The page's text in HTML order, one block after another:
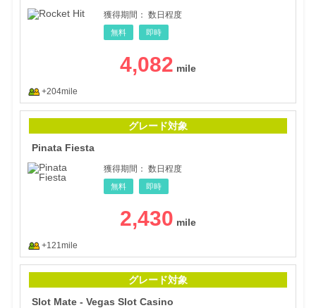
獲得期間： 数日程度
無料 即時
4,082
+204mile
グレード対象
Pinata Fiesta
獲得期間： 数日程度
無料 即時
2,430
+121mile
グレード対象
Slot Mate - Vegas Slot Casino